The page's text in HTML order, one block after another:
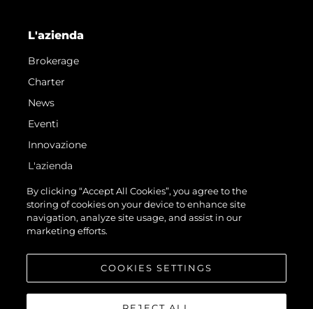
L'azienda
Brokerage
Charter
News
Eventi
Innovazione
L'azienda
Il Team
Lifestyle
Heritage
By clicking “Accept All Cookies”, you agree to the
storing of cookies on your device to enhance site
navigation, analyze site usage, and assist in our
marketing efforts.
COOKIES SETTINGS